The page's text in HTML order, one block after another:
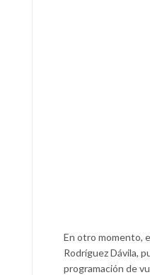
En otro momento,
Rodríguez Dávila,
programación de